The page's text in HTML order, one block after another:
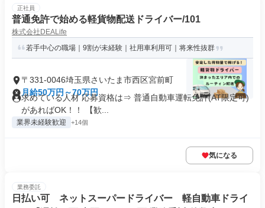
正社員
普通免許で始める軽貨物配送ドライバー/101
株式会社DEALife
若手中心の職場｜9割が未経験｜社用車利用可｜将来性抜群
〒331-0046埼玉県さいたま市西区宮前町
月給50万円～70万円
求めている人材 応募資格は⇒ 普通自動車運転免許(AT限定可)
があればOK！！ 【歓...
業界未経験歓迎 +14個
気になる
業務委託
日払い可 ネットスーパードライバー 軽自動車ドライ